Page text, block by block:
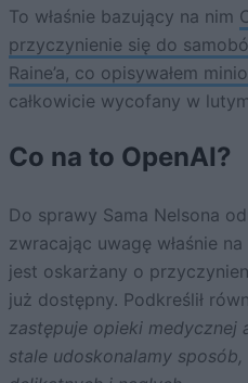
To właśnie bazujący na nim
przyczynienie się do
Raine’a, co opisywałem
całkowicie wycofany w
Co na to OpenAI?
Do sprawy Sama Nelsona
zwracając uwagę właśnie
jest oskarżany o
już dostępny. Podkreślił
zastępuje opieki medycznej
stale udoskonalamy